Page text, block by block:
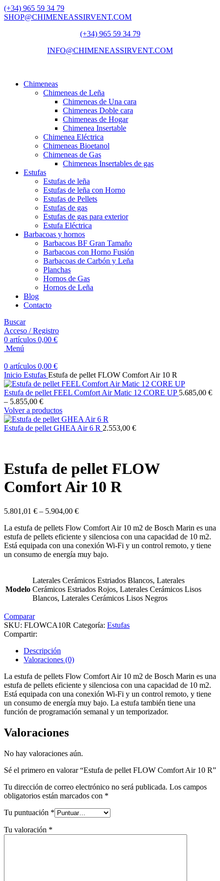
(+34) 965 59 34 79
SHOP@CHIMENEASSIRVENT.COM
(+34) 965 59 34 79
INFO@CHIMENEASSIRVENT.COM
Chimeneas
Chimeneas de Leña
Chimeneas de Una cara
Chimeneas Doble cara
Chimeneas de Hogar
Chimenea Insertable
Chimenea Eléctrica
Chimeneas Bioetanol
Chimeneas de Gas
Chimeneas Insertables de gas
Estufas
Estufas de leña
Estufas de leña con Horno
Estufas de Pellets
Estufas de gas
Estufas de gas para exterior
Estufa Eléctrica
Barbacoas y hornos
Barbacoas BF Gran Tamaño
Barbacoas con Horno Fusión
Barbacoas de Carbón y Leña
Planchas
Hornos de Gas
Hornos de Leña
Blog
Contacto
Buscar
Acceso / Registro
0 artículos 0,00 €
Menú
0 artículos 0,00 €
Inicio Estufas Estufa de pellet FLOW Comfort Air 10 R
Estufa de pellet FEEL Comfort Air Matic 12 CORE UP 5.685,00 €
– 5.855,00 €
Volver a productos
Estufa de pellet GHEA Air 6 R 2.553,00 €
Estufa de pellet FLOW
Comfort Air 10 R
5.801,01 € – 5.904,00 €
La estufa de pellets Flow Comfort Air 10 m2 de Bosch Marin es una
estufa de pellets eficiente y silenciosa con una capacidad de 10 m2.
Está equipada con una conexión Wi-Fi y un control remoto, y tiene
un consumo de energía muy bajo.
Modelo
Laterales Cerámicos Estriados Blancos, Laterales
Cerámicos Estriados Rojos, Laterales Cerámicos Lisos
Blancos, Laterales Cerámicos Lisos Negros
Comparar
SKU: FLOWCA10R Categoría: Estufas
Compartir:
Descripción
Valoraciones (0)
La estufa de pellets Flow Comfort Air 10 m2 de Bosch Marin es una
estufa de pellets eficiente y silenciosa con una capacidad de 10 m2.
Está equipada con una conexión Wi-Fi y un control remoto, y tiene
un consumo de energía muy bajo. La estufa también tiene una
función de programación semanal y un temporizador.
Valoraciones
No hay valoraciones aún.
Sé el primero en valorar “Estufa de pellet FLOW Comfort Air 10 R”
Tu dirección de correo electrónico no será publicada. Los campos
obligatorios están marcados con *
Tu puntuación *
Tu valoración *